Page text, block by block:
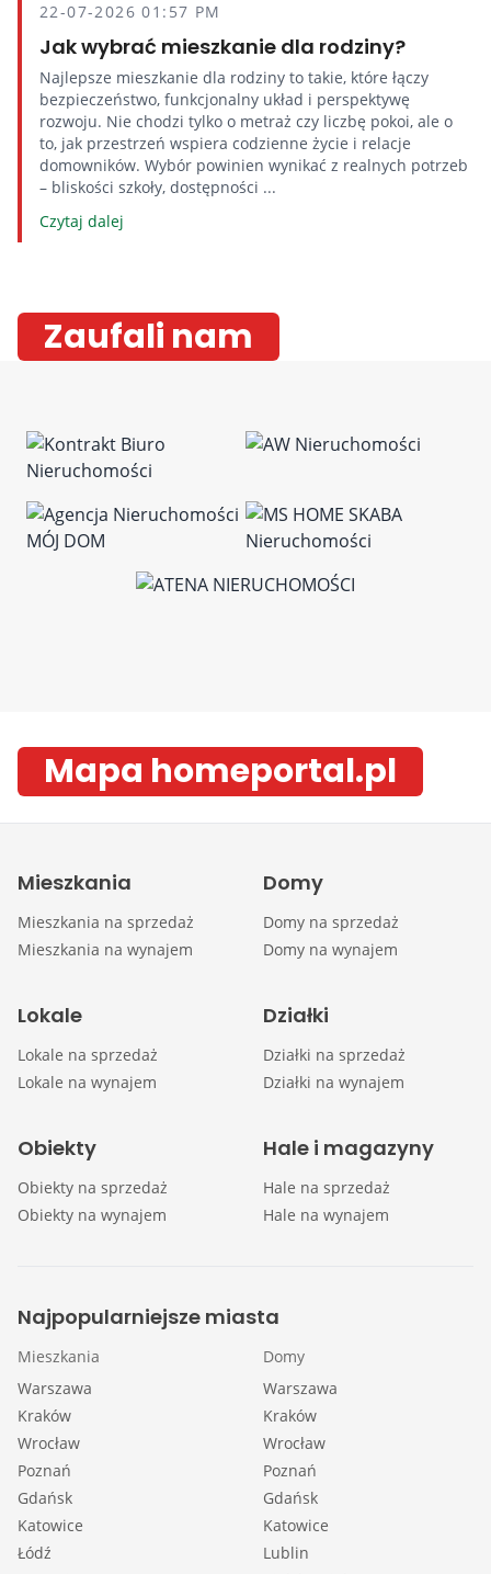
22-07-2026 01:57 PM
Jak wybrać mieszkanie dla rodziny?
Najlepsze mieszkanie dla rodziny to takie, które łączy
bezpieczeństwo, funkcjonalny układ i perspektywę
rozwoju. Nie chodzi tylko o metraż czy liczbę pokoi, ale o
to, jak przestrzeń wspiera codzienne życie i relacje
domowników. Wybór powinien wynikać z realnych potrzeb
– bliskości szkoły, dostępności ...
Czytaj dalej
Zaufali nam
Mapa homeportal.pl
Mieszkania
Mieszkania na sprzedaż
Mieszkania na wynajem
Domy
Domy na sprzedaż
Domy na wynajem
Lokale
Lokale na sprzedaż
Lokale na wynajem
Działki
Działki na sprzedaż
Działki na wynajem
Obiekty
Obiekty na sprzedaż
Obiekty na wynajem
Hale i magazyny
Hale na sprzedaż
Hale na wynajem
Najpopularniejsze miasta
Mieszkania
Warszawa
Kraków
Wrocław
Poznań
Gdańsk
Katowice
Łódź
Domy
Warszawa
Kraków
Wrocław
Poznań
Gdańsk
Katowice
Lublin